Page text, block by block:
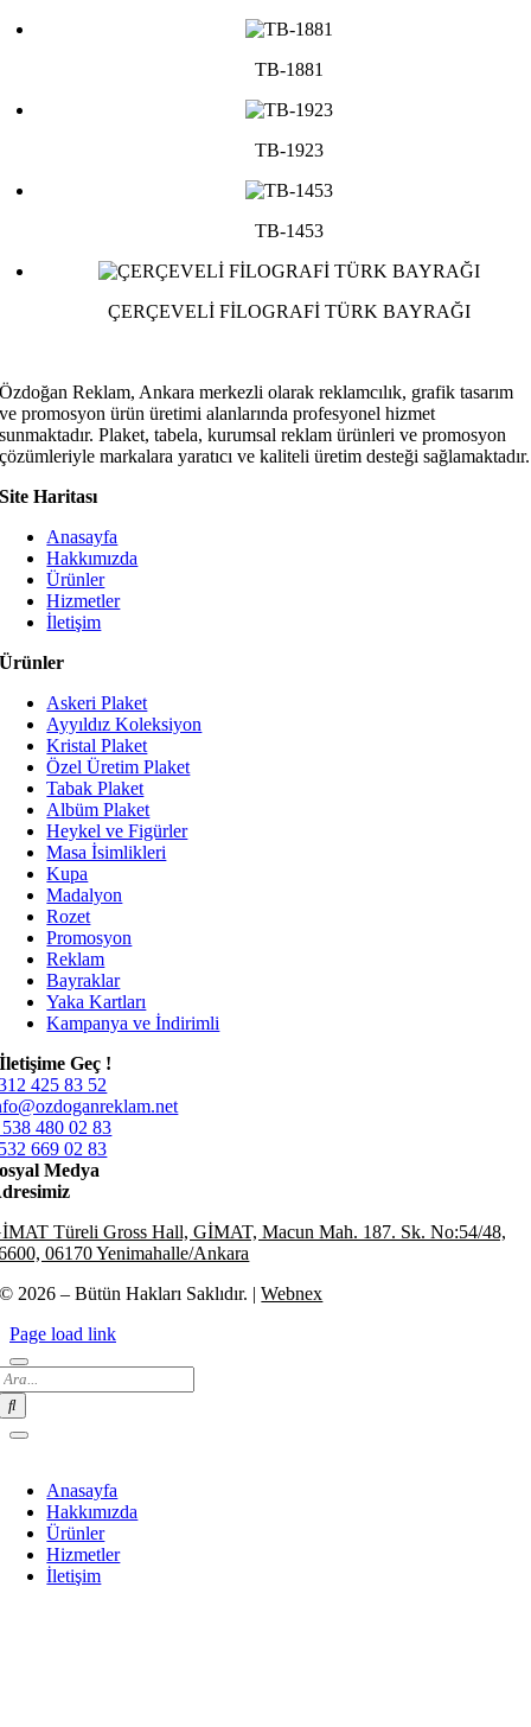
TB-1881
TB-1923
TB-1453
ÇERÇEVELİ FİLOGRAFİ TÜRK BAYRAĞI
Özdoğan Reklam, Ankara merkezli olarak reklamcılık, grafik tasarım
ve promosyon ürün üretimi alanlarında profesyonel hizmet
sunmaktadır. Plaket, tabela, kurumsal reklam ürünleri ve promosyon
çözümleriyle markalara yaratıcı ve kaliteli üretim desteği sağlamaktadır.
Site Haritası
Anasayfa
Hakkımızda
Ürünler
Hizmetler
İletişim
Ürünler
Askeri Plaket
Ayyıldız Koleksiyon
Kristal Plaket
Özel Üretim Plaket
Tabak Plaket
Albüm Plaket
Heykel ve Figürler
Masa İsimlikleri
Kupa
Madalyon
Rozet
Promosyon
Reklam
Bayraklar
Yaka Kartları
Kampanya ve İndirimli
İletişime Geç !
425 83 52
480 02 83
669 02 83
Medya
Türeli Gross Hall, GİMAT, Macun Mah. 187. Sk. No:54/48,
06170 Yenimahalle/Ankara
© 2026 – Bütün Hakları Saklıdır. |Webnex
Page load link
Anasayfa
Hakkımızda
Ürünler
Hizmetler
İletişim